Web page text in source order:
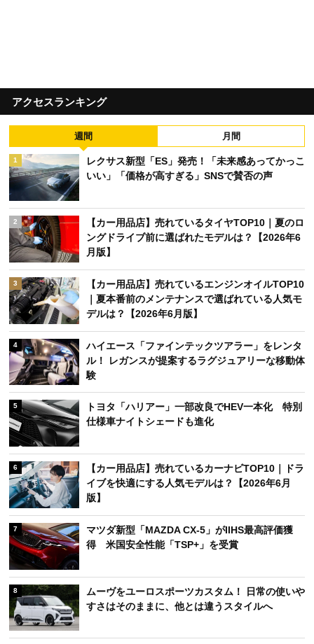
アクセスランキング
週間 月間
1
レクサス新型「ES」発売！「未来感あってかっこ
いい」「価格が高すぎる」SNSで賛否の声
2
【カー用品店】売れているタイヤTOP10｜夏のロ
ングドライブ前に選ばれたモデルは？【2026年6
月版】
3
【カー用品店】売れているエンジンオイルTOP10
｜夏本番前のメンテナンスで選ばれている人気モ
デルは？【2026年6月版】
4
ハイエース「ファインテックツアラー」をレンタ
ル！ レガンスが提案するラグジュアリーな移動体
験
5
トヨタ「ハリアー」一部改良でHEV一本化 特別
仕様車ナイトシェードも進化
6
【カー用品店】売れているカーナビTOP10｜ドラ
イブを快適にする人気モデルは？【2026年6月
版】
7
マツダ新型「MAZDA CX-5」がIIHS最高評価獲
得 米国安全性能「TSP+」を受賞
8
ムーヴをユーロスポーツカスタム！ 日常の使いや
すさはそのままに、他とは違うスタイルへ